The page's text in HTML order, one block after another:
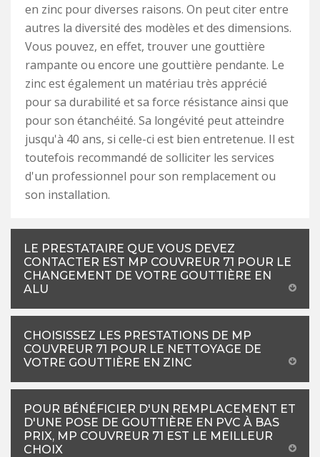
en zinc pour diverses raisons. On peut citer entre
autres la diversité des modèles et des dimensions.
Vous pouvez, en effet, trouver une gouttière
rampante ou encore une gouttière pendante. Le
zinc est également un matériau très apprécié
pour sa durabilité et sa force résistance ainsi que
pour son étanchéité. Sa longévité peut atteindre
jusqu'à 40 ans, si celle-ci est bien entretenue. Il est
toutefois recommandé de solliciter les services
d'un professionnel pour son remplacement ou
son installation.
LE PRESTATAIRE QUE VOUS DEVEZ
CONTACTER EST MP COUVREUR 71 POUR LE
CHANGEMENT DE VOTRE GOUTTIÈRE EN
ALU
CHOISISSEZ LES PRESTATIONS DE MP
COUVREUR 71 POUR LE NETTOYAGE DE
VOTRE GOUTTIÈRE EN ZINC
POUR BÉNÉFICIER D'UN REMPLACEMENT ET
D'UNE POSE DE GOUTTIÈRE EN PVC À BAS
PRIX, MP COUVREUR 71 EST LE MEILLEUR
CHOIX